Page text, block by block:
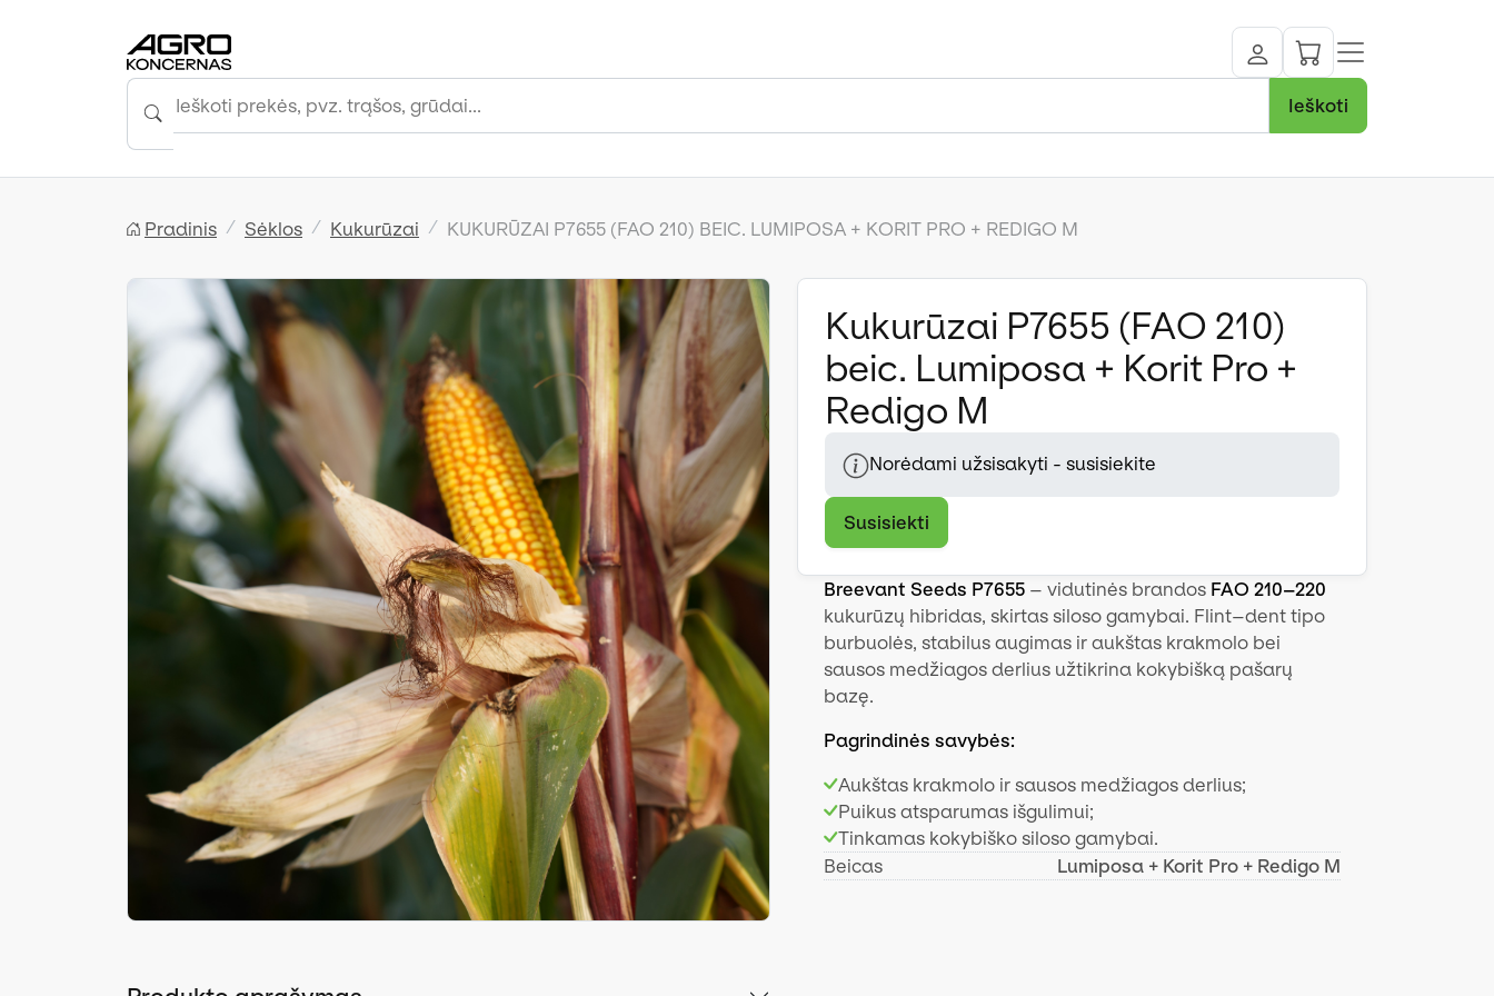
Ieškoti
Pradinis Sėklos Kukurūzai KUKURŪZAI P7655 (FAO 210) BEIC. LUMIPOSA + KORIT PRO + REDIGO M
Kukurūzai P7655 (FAO 210)
beic. Lumiposa + Korit Pro +
Redigo M
Norėdami užsisakyti - susisiekite
Susisiekti
Breevant Seeds P7655 – vidutinės brandos FAO 210–220
kukurūzų hibridas, skirtas siloso gamybai. Flint–dent tipo
burbuolės, stabilus augimas ir aukštas krakmolo bei
sausos medžiagos derlius užtikrina kokybišką pašarų
bazę.
Pagrindinės savybės:
Aukštas krakmolo ir sausos medžiagos derlius;
Puikus atsparumas išgulimui;
Tinkamas kokybiško siloso gamybai.
Beicas
Lumiposa + Korit Pro + Redigo M